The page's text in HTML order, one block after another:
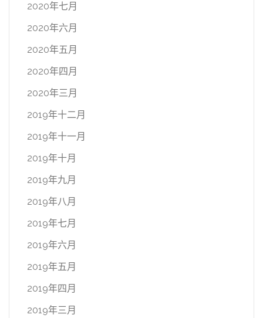
2020年七月
2020年六月
2020年五月
2020年四月
2020年三月
2019年十二月
2019年十一月
2019年十月
2019年九月
2019年八月
2019年七月
2019年六月
2019年五月
2019年四月
2019年三月